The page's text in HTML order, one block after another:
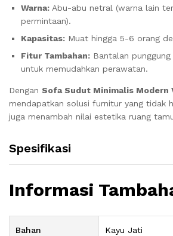
Warna: Abu-abu netral (warna lain
permintaan).
Kapasitas: Muat hingga 5-6 orang
Fitur Tambahan: Bantalan
untuk memudahkan perawatan.
Dengan Sofa Sudut Minimalis Modern
mendapatkan solusi furnitur yang tidak
juga menambah nilai estetika ruang
Spesifikasi
Informasi
Bahan Kayu Jati